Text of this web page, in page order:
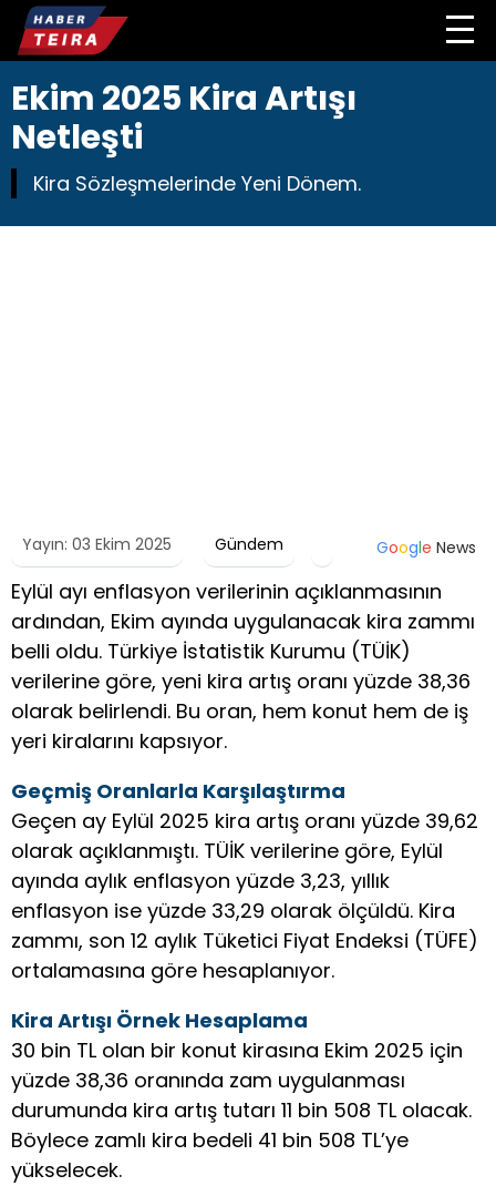
Ekim 2025 Kira Artışı
Netleşti
Kira Sözleşmelerinde Yeni Dönem.
Yayın: 03 Ekim 2025 Gündem Google News
Eylül ayı enflasyon verilerinin açıklanmasının
ardından, Ekim ayında uygulanacak kira zammı
belli oldu. Türkiye İstatistik Kurumu (TÜİK)
verilerine göre, yeni kira artış oranı yüzde 38,36
olarak belirlendi. Bu oran, hem konut hem de iş
yeri kiralarını kapsıyor.
Geçmiş Oranlarla Karşılaştırma
Geçen ay Eylül 2025 kira artış oranı yüzde 39,62
olarak açıklanmıştı. TÜİK verilerine göre, Eylül
ayında aylık enflasyon yüzde 3,23, yıllık
enflasyon ise yüzde 33,29 olarak ölçüldü. Kira
zammı, son 12 aylık Tüketici Fiyat Endeksi (TÜFE)
ortalamasına göre hesaplanıyor.
Kira Artışı Örnek Hesaplama
30 bin TL olan bir konut kirasına Ekim 2025 için
yüzde 38,36 oranında zam uygulanması
durumunda kira artış tutarı 11 bin 508 TL olacak.
Böylece zamlı kira bedeli 41 bin 508 TL’ye
yükselecek.